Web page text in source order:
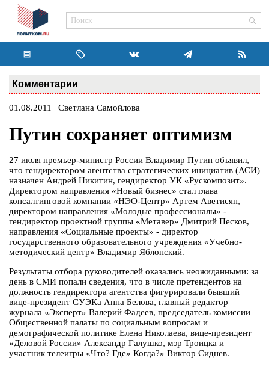
Комментарии
01.08.2011 | Светлана Самойлова
Путин сохраняет оптимизм
27 июля премьер-министр России Владимир Путин объявил,
что гендиректором агентства стратегических инициатив (АСИ)
назначен Андрей Никитин, гендиректор УК «Рускомпозит».
Директором направления «Новый бизнес» стал глава
консалтинговой компании «НЭО-Центр» Артем Аветисян,
директором направления «Молодые профессионалы» -
гендиректор проектной группы «Метавер» Дмитрий Песков,
направления «Социальные проекты» - директор
государственного образовательного учреждения «Учебно-
методический центр» Владимир Яблонский.
Результаты отбора руководителей оказались неожиданными: за
день в СМИ попали сведения, что в числе претендентов на
должность гендиректора агентства фигурировали бывший
вице-президент СУЭКа Анна Белова, главный редактор
журнала «Эксперт» Валерий Фадеев, председатель комиссии
Общественной палаты по социальным вопросам и
демографической политике Елена Николаева, вице-президент
«Деловой России» Александр Галушко, мэр Троицка и
участник телеигры «Что? Где» Когда?» Виктор Сиднев.